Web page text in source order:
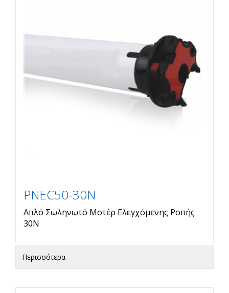
PNEC50-30N
Απλό Σωληνωτό Μοτέρ Ελεγχόμενης Ροπής
30Ν
Περισσότερα